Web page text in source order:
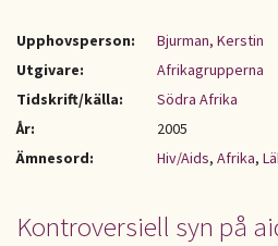
Upphovsperson:
Bjurman, Kerstin
Utgivare:
Afrikagrupperna
Tidskrift/källa:
Södra Afrika
År:
2005
Ämnesord:
Hiv/Aids, Afrika,
Kontroversiell syn på